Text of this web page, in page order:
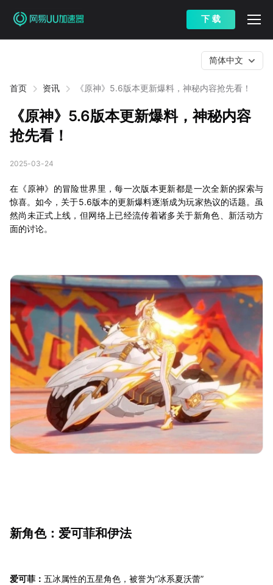
下 载
首页 资讯 《原神》5.6版本更新爆料，神秘内容抢先看！
简体中文
《原神》5.6版本更新爆料，神秘内容
抢先看！
2025-03-24
在《原神》的冒险世界里，每一次版本更新都是一次全新的探索与
惊喜。如今，关于5.6版本的更新爆料逐渐成为玩家热议的话题。虽
然尚未正式上线，但网络上已经流传着诸多关于新角色、新活动方
面的讨论。
新角色：爱可菲和伊法
爱可菲： 五冰属性的五星角色，被誉为“冰系夏沃蕾”